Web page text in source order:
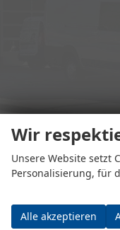
Wir
Unsere Website setzt
Personalisierung, für
Alle akzeptieren